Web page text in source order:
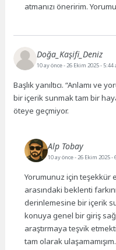
atmanızı öneririm.
Doğa_Kaşifi_Deniz
10 ay önce- 26 Ekim 2025 - 5:44
Başlık yanıltıcı. “Anlamı ve
bir içerik sunmak tam bir
öteye geçmiyor.
Alp Tobay
10 ay önce- 26 Ekim 2025 -
Yorumunuz için teşekkür
arasındaki beklenti
derinlemesine bir içerik
konuya genel bir giriş
araştırmaya teşvik
tam olarak ulaşamamışım.